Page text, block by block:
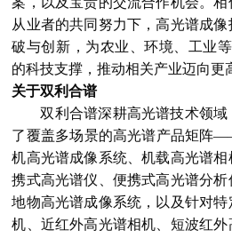
从业者的共同努力下，高光谱成
破与创新，为农业、环境、工业
的科技支撑，推动相关产业迈向更
关于双利合谱
双利合谱深耕高光谱技术领
了覆盖多场景的高光谱产品矩阵
机高光谱成像系统、机载高光谱
携式高光谱仪、便携式高光谱分
地物高光谱成像系统，以及针对
机、近红外高光谱相机、短波红